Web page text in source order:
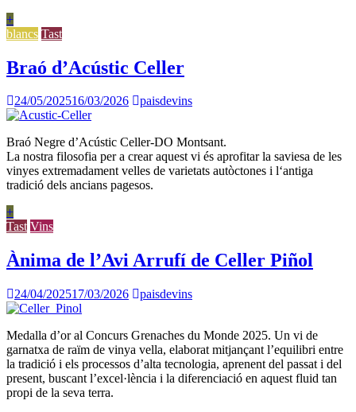
+
blancs Tast
Braó d’Acústic Celler
24/05/202516/03/2026 paisdevins
Braó Negre d’Acústic Celler-DO Montsant.
La nostra filosofia per a crear aquest vi és aprofitar la saviesa de les
vinyes extremadament velles de varietats autòctones i l‘antiga
tradició dels ancians pagesos.
+
Tast Vins
Ànima de l’Avi Arrufí de Celler Piñol
24/04/202517/03/2026 paisdevins
Medalla d’or al Concurs Grenaches du Monde 2025. Un vi de
garnatxa de raïm de vinya vella, elaborat mitjançant l’equilibri entre
la tradició i els processos d’alta tecnologia, aprenent del passat i del
present, buscant l’excel·lència i la diferenciació en aquest fluid tan
propi de la seva terra.